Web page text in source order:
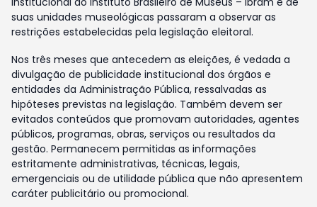
suas unidades museológicas passaram a observar as
restrições estabelecidas pela legislação eleitoral.
Nos três meses que antecedem as eleições, é vedada a
divulgação de publicidade institucional dos órgãos e
entidades da Administração Pública, ressalvadas as
hipóteses previstas na legislação. Também devem ser
evitados conteúdos que promovam autoridades, agentes
públicos, programas, obras, serviços ou resultados da
gestão. Permanecem permitidas as informações
estritamente administrativas, técnicas, legais,
emergenciais ou de utilidade pública que não apresentem
caráter publicitário ou promocional.